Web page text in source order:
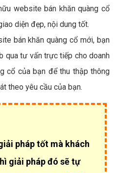
website bán khăn quàng cổ
diện đẹp, nội dung tốt.
bán khăn quàng cổ mới, bạn
qua tư vấn trực tiếp cho doanh
cổ của bạn để thu thập thông
theo yêu cầu của bạn.
pháp tốt mà khách
giải pháp đó sẽ tự